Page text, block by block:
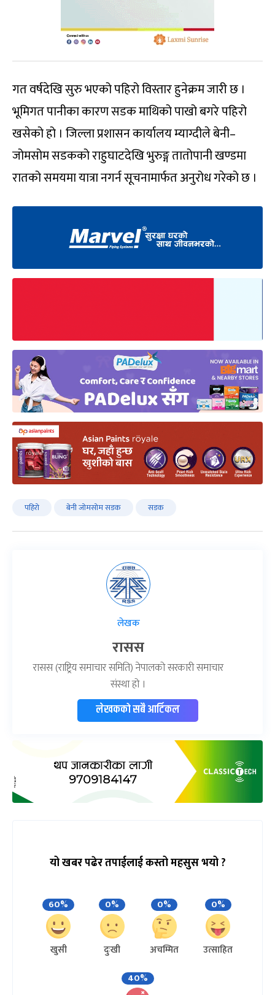
गत वर्षदेखि सुरु भएको पहिरो विस्तार हुनेक्रम जारी छ ।
भूमिगत पानीका कारण सडक माथिको पाखो बगरे पहिरो
खसेको हो । जिल्ला प्रशासन कार्यालय म्याग्दीले बेनी–
जोमसोम सडकको राहुघाटदेखि भुरुङ्ग तातोपानी खण्डमा
रातको समयमा यात्रा नगर्न सूचनामार्फत अनुरोध गरेको छ ।
पहिरो बेनी जोमसोम सडक सडक
लेखक
रासस
रासस (राष्ट्रिय समाचार समिति) नेपालको सरकारी समाचार
संस्था हो ।
लेखकको सबै आर्टिकल
यो खबर पढेर तपाईलाई कस्तो महसुस भयो ?
60%
खुसी
0%
दुःखी
0%
अचम्मित
0%
उत्साहित
40%